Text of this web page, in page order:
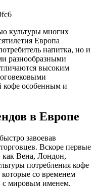
культуры многих
Европа
напитка, но и
разнообразными
высоким
кофе особенным и
в Европе
завоевав
Вскоре первые
как Вена, Лондон,
потребления кофе
со временем
с мировым именем.